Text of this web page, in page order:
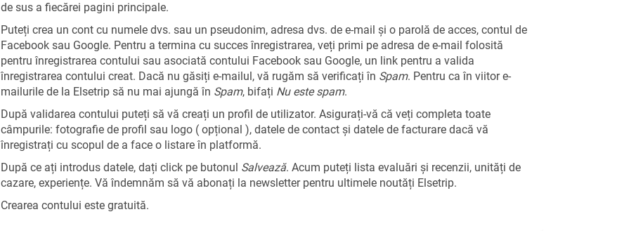
de sus a fiecărei pagini principale.
Puteți crea un cont cu numele dvs. sau un pseudonim, adresa dvs. de e-mail și o parolă de acces, contul de
Facebook sau Google. Pentru a termina cu succes înregistrarea, veți primi pe adresa de e-mail folosită
pentru înregistrarea contului sau asociată contului Facebook sau Google, un link pentru a valida
înregistrarea contului creat. Dacă nu găsiți e-mailul, vă rugăm să verificați în Spam. Pentru ca în viitor e-
mailurile de la Elsetrip să nu mai ajungă în Spam, bifați Nu este spam.
După validarea contului puteți să vă creați un profil de utilizator. Asigurați-vă că veți completa toate
câmpurile: fotografie de profil sau logo ( opțional ), datele de contact și datele de facturare dacă vă
înregistrați cu scopul de a face o listare în platformă.
După ce ați introdus datele, dați click pe butonul Salvează. Acum puteți lista evaluări și recenzii, unități de
cazare, experiențe. Vă îndemnăm să vă abonați la newsletter pentru ultimele noutăți Elsetrip.
Crearea contului este gratuită.